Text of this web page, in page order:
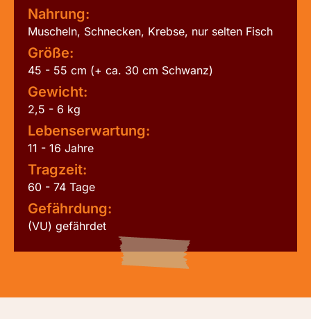
Nahrung:
Muscheln, Schnecken, Krebse, nur selten Fisch
Größe:
45 - 55 cm (+ ca. 30 cm Schwanz)
Gewicht:
2,5 - 6 kg
Lebenserwartung:
11 - 16 Jahre
Tragzeit:
60 - 74 Tage
Gefährdung:
(VU) gefährdet